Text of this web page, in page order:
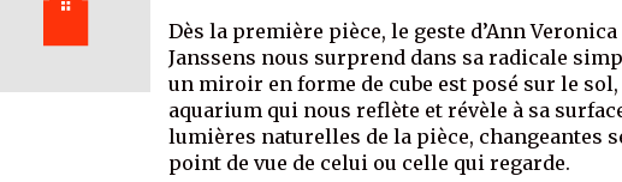
Dès la première pièce, le geste d’Ann Veronica
Janssens nous surprend dans sa radicale
un miroir en forme de cube est posé sur le
aquarium qui nous reflète et révèle à sa
lumières naturelles de la pièce, changeantes
point de vue de celui ou celle qui regarde.